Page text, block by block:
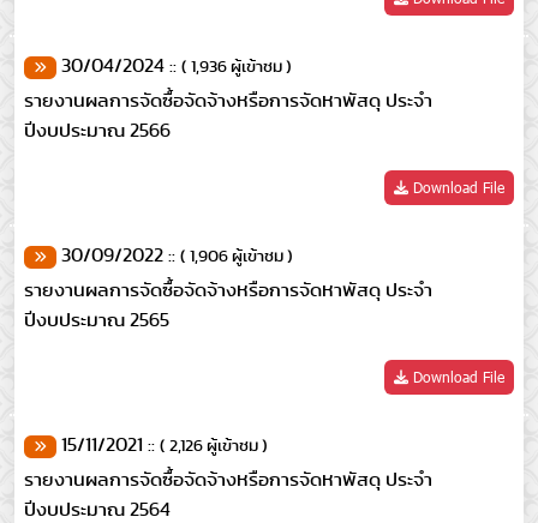
30/04/2024 :: ( 1,936 ผู้เข้าชม )
รายงานผลการจัดซื้อจัดจ้างหรือการจัดหาพัสดุ ประจำ
ปีงบประมาณ 2566
Download File
30/09/2022 :: ( 1,906 ผู้เข้าชม )
รายงานผลการจัดซื้อจัดจ้างหรือการจัดหาพัสดุ ประจำ
ปีงบประมาณ 2565
Download File
15/11/2021 :: ( 2,126 ผู้เข้าชม )
รายงานผลการจัดซื้อจัดจ้างหรือการจัดหาพัสดุ ประจำ
ปีงบประมาณ 2564